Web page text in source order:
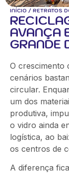
INÍCIO / RETRATOS
AVANÇA
GRANDE
O crescimento
cenários
circular.
um dos
produtiva,
o vidro ainda
logística, ao
os centros de
A diferença